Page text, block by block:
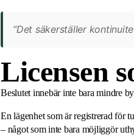
“Det säkerställer
Licensen
Beslutet innebär inte bara mindre
En lägenhet som är registrerad för
– något som inte bara möjliggör